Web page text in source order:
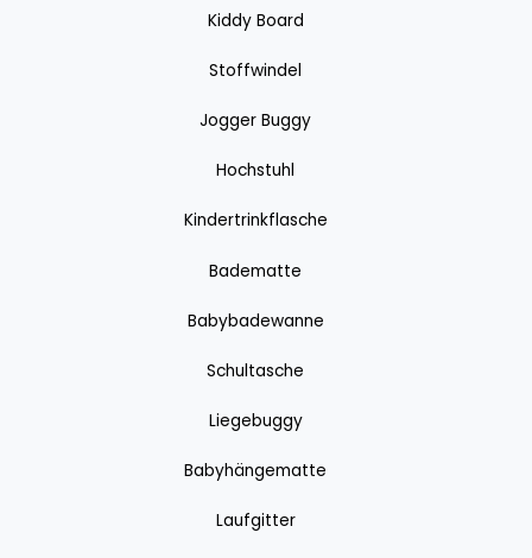
Kiddy Board
Stoffwindel
Jogger Buggy
Hochstuhl
Kindertrinkflasche
Badematte
Babybadewanne
Schultasche
Liegebuggy
Babyhängematte
Laufgitter